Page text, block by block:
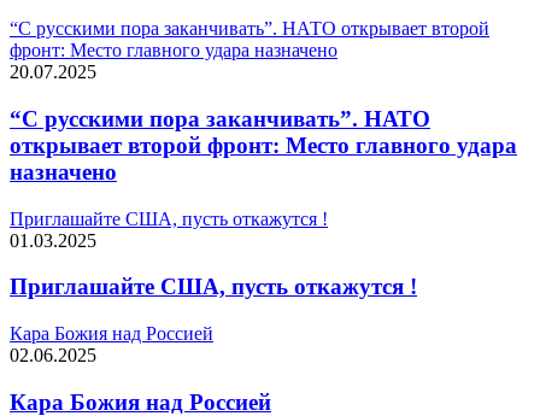
“С русскими пора заканчивать”. НАТО открывает второй
фронт: Место главного удара назначено
20.07.2025
“С русскими пора заканчивать”. НАТО
открывает второй фронт: Место главного удара
назначено
Приглашайте США, пусть откажутся !
01.03.2025
Приглашайте США, пусть откажутся !
Кара Божия над Россией
02.06.2025
Кара Божия над Россией